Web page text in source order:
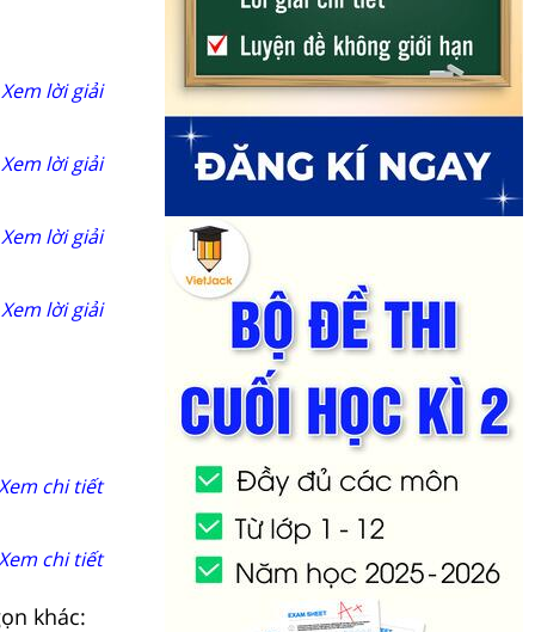
Xem lời giải
Xem lời giải
Xem lời giải
Xem lời giải
chi tiết
chi tiết
khác: